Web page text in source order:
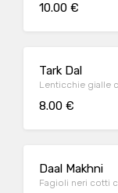
10.00 €
Tark Dal
Lenticchie gialle
8.00 €
Daal Makhni
Fagioli neri cotti